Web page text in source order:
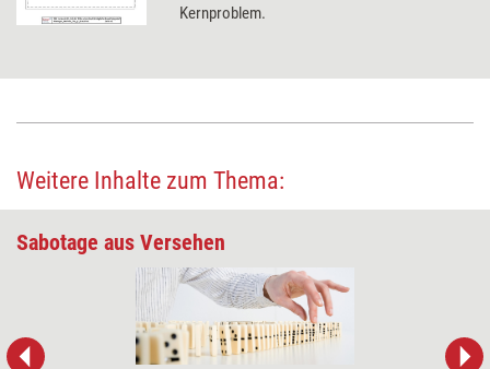
Kernproblem.
Weitere Inhalte zum Thema:
Sabotage aus Versehen